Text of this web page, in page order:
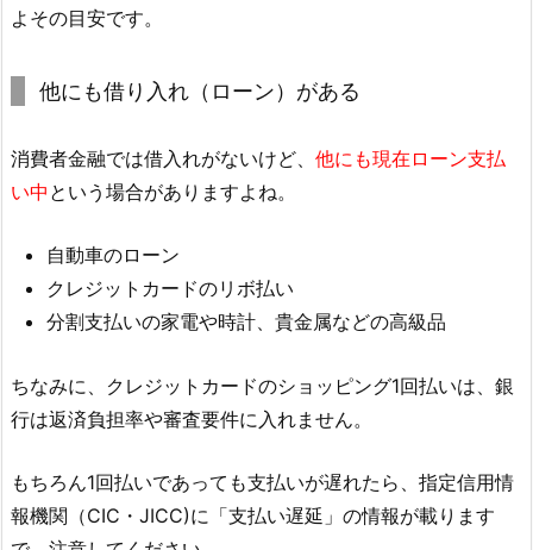
よその目安です。
他にも借り入れ（ローン）がある
消費者金融では借入れがないけど、 他にも現在ローン支払
い中 という場合がありますよね。
自動車のローン
クレジットカードのリボ払い
分割支払いの家電や時計、貴金属などの高級品
ちなみに、クレジットカードのショッピング1回払いは、銀
行は返済負担率や審査要件に入れません。
もちろん1回払いであっても支払いが遅れたら、指定信用情
報機関（CIC・JICC)に「支払い遅延」の情報が載ります